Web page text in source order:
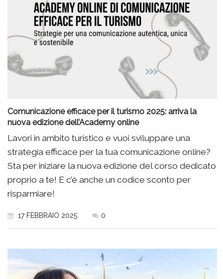
Comunicazione efficace per il turismo 2025: arriva la
nuova edizione dell’Academy online
Lavori in ambito turistico e vuoi sviluppare una
strategia efficace per la tua comunicazione online?
Sta per iniziare la nuova edizione del corso dedicato
proprio a te! E c’è anche un codice sconto per
risparmiare!
17 FEBBRAIO 2025 0